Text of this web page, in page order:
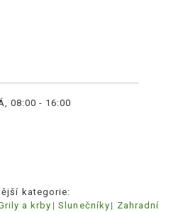
08:00 - 16:00
kategorie:
a krby Slunečníky
Zahradní